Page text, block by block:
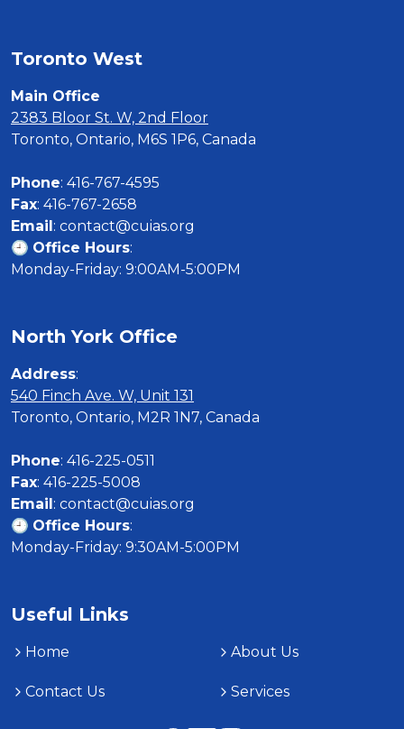
Toronto West
Main Office
2383 Bloor St. W, 2nd Floor
Toronto, Ontario, M6S 1P6, Canada
Phone
Fax
Email: contact@cuias.org
🕘 Office Hours:
Monday-Friday: 9:00AM-5:00PM
North York Office
Address
540 Finch Ave. W, Unit 131
Toronto, Ontario, M2R 1N7, Canada
Phone
Fax
Email: contact@cuias.org
🕘 Office Hours:
Monday-Friday: 9:30AM-5:00PM
Useful Links
Home About Us
Contact Us Services